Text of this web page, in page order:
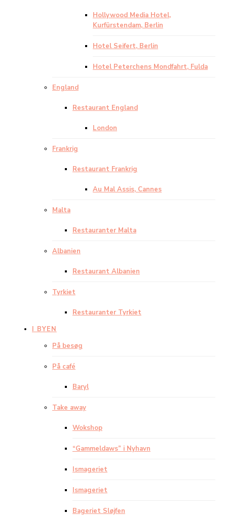
Hollywood Media Hotel,
Kurfürstendam, Berlin
Hotel Seifert, Berlin
Hotel Peterchens Mondfahrt, Fulda
England
Restaurant England
London
Frankrig
Restaurant Frankrig
Au Mal Assis, Cannes
Malta
Restauranter Malta
Albanien
Restaurant Albanien
Tyrkiet
Restauranter Tyrkiet
I BYEN
På besøg
På café
Baryl
Take away
Wokshop
“Gammeldaws” i Nyhavn
Ismageriet
Ismageriet
Bageriet Sløjfen